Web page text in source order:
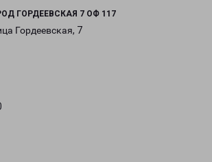
ГОРДЕЕВСКАЯ 7 ОФ 117
Гордеевская, 7